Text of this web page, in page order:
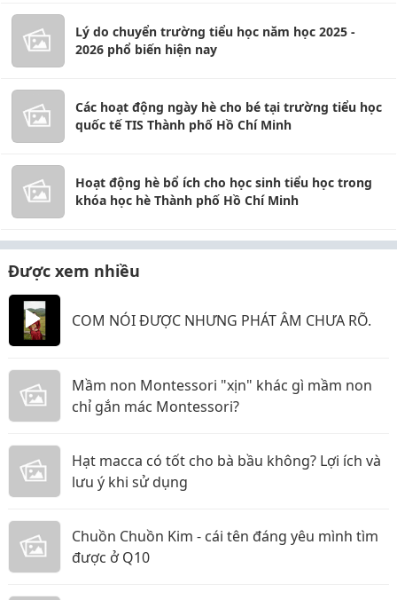
Lý do chuyển trường tiểu học năm học 2025 -
2026 phổ biến hiện nay
Các hoạt động ngày hè cho bé tại trường tiểu học
quốc tế TIS Thành phố Hồ Chí Minh
Hoạt động hè bổ ích cho học sinh tiểu học trong
khóa học hè Thành phố Hồ Chí Minh
Được xem nhiều
COM NÓI ĐƯỢC NHƯNG PHÁT ÂM CHƯA RÕ.
Mầm non Montessori "xịn" khác gì mầm non
chỉ gắn mác Montessori?
Hạt macca có tốt cho bà bầu không? Lợi ích và
lưu ý khi sử dụng
Chuồn Chuồn Kim - cái tên đáng yêu mình tìm
được ở Q10